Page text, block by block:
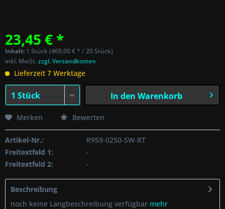
23,45 € *
Inhalt: 1 Stück (469,00 € * / 20 Stück)
inkl. MwSt.zzgl. Versandkosten
Lieferzeit 7 Werktage
In den Warenkorb
Merken Bewerten
Artikel-Nr.:
R959-0250-SW-RT
Freitextfeld 1:
-
Freitextfeld 2:
-
Beschreibung
noch keine Langbeschreibung verfügbar mehr